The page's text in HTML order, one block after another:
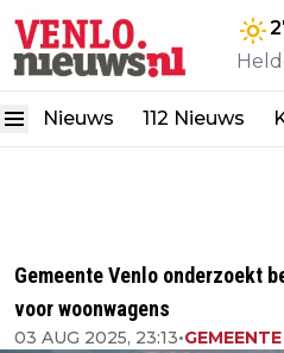
Nieuws 112 Nieuws
Gemeente Venlo onderzoekt
voor woonwagens
03 AUG 2025, 23:13•GEMEENTE